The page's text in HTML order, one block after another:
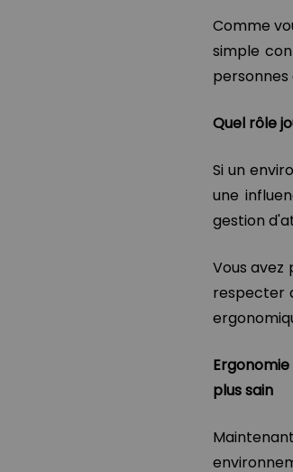
Comme
simple
Quel rôle
Si un
une
gestion
Vous avez
respecter
plus sain